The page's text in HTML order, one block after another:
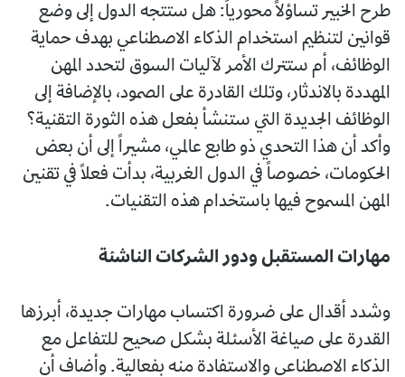
طرح الخبير تساؤلاً محورياً: هل ستتجه الدول إلى وضع
قوانين لتنظيم استخدام الذكاء الاصطناعي بهدف حماية
الوظائف، أم ستترك الأمر لآليات السوق لتحدد المهن
المهددة بالاندثار، وتلك القادرة على الصمود، بالإضافة إلى
الوظائف الجديدة التي ستنشأ بفعل هذه الثورة التقنية؟
وأكد أن هذا التحدي ذو طابع عالمي، مشيراً إلى أن بعض
الحكومات، خصوصاً في الدول الغربية، بدأت فعلاً في تقنين
المهن المسموح فيها باستخدام هذه التقنيات.
مهارات المستقبل ودور الشركات الناشئة
وشدد أقدال على ضرورة اكتساب مهارات جديدة، أبرزها
القدرة على صياغة الأسئلة بشكل صحيح للتفاعل مع
الذكاء الاصطناعي والاستفادة منه بفعالية. وأضاف أن